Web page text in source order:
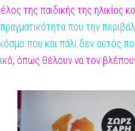
της παιδικής της ηλικίας
πραγματικότητα που την
που και πάλι δεν αυτός
όπως θέλουν να τον